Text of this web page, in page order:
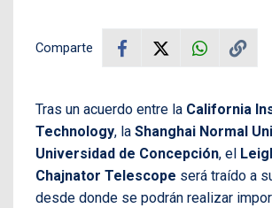
Comparte
Tras un acuerdo entre la California
Technology, la Shanghai Normal
Universidad de Concepción, el
Chajnator Telescope será traído a
desde donde se podrán realizar